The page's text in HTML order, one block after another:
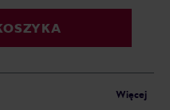
Więcej